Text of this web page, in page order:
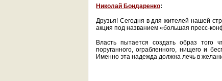
Николай Бондаренко:
Друзья! Сегодня в для жителей нашей
акция под названием «большая пресс-
Власть пытается создать образ
поруганного, ограбленного, нищего и
Именно эта надежда должна лечь в